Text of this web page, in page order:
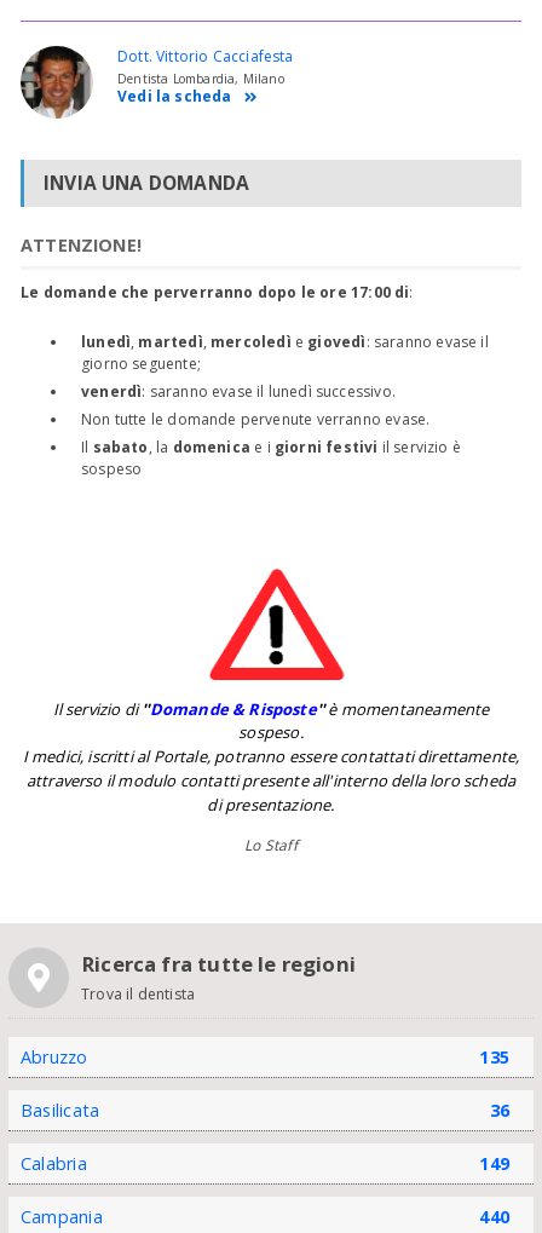
Dott. Vittorio Cacciafesta
Dentista Lombardia, Milano
Vedi la scheda
INVIA UNA DOMANDA
ATTENZIONE!
Le domande che perverranno dopo le ore 17:00 di:
lunedì, martedì, mercoledì e giovedì: saranno evase il
giorno seguente;
venerdì: saranno evase il lunedì successivo.
Non tutte le domande pervenute verranno evase.
Il sabato, la domenica e i giorni festivi il servizio è
sospeso
Il servizio di''Domande & Risposte''è momentaneamente
sospeso.
I medici, iscritti al Portale, potranno essere contattati direttamente,
attraverso il modulo contatti presente all'interno della loro scheda
di presentazione.
Lo Staff
Ricerca fra tutte le regioni
Trova il dentista
Abruzzo 135
Basilicata 36
Calabria 149
Campania 440